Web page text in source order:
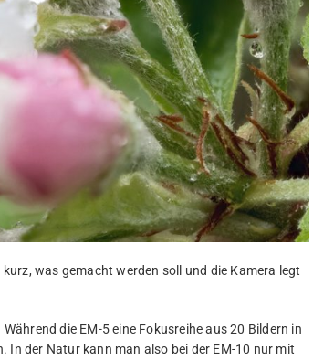
was gemacht werden soll und die Kamera legt
die EM-5 eine Fokusreihe aus 20 Bildern in
der Natur kann man also bei der EM-10 nur mit